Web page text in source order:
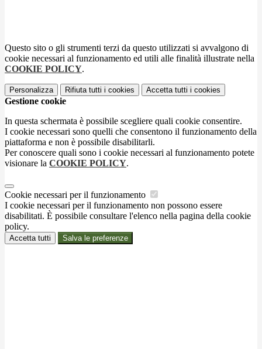
Questo sito o gli strumenti terzi da questo utilizzati si avvalgono di
cookie necessari al funzionamento ed utili alle finalità illustrate nella
COOKIE POLICY.
Personalizza Rifiuta tutti i cookies Accetta tutti i cookies
Gestione cookie
In questa schermata è possibile scegliere quali cookie consentire.
I cookie necessari sono quelli che consentono il funzionamento della
piattaforma e non è possibile disabilitarli.
Per conoscere quali sono i cookie necessari al funzionamento potete
visionare la COOKIE POLICY.
Cookie necessari per il funzionamento
I cookie necessari per il funzionamento non possono essere
disabilitati. È possibile consultare l'elenco nella pagina della cookie
policy.
Accetta tutti Salva le preferenze